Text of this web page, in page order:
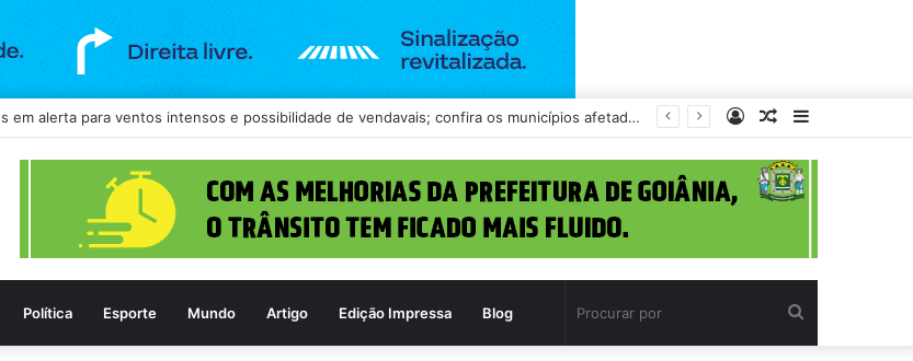
Goiás tem 42 cidades em alerta para ventos intensos e possibilidade de vendavais; confira os municípios afetados
Barra
Lateral
Artigo
aleatório
Entrar
Política Esporte Mundo Artigo Edição Impressa Blog